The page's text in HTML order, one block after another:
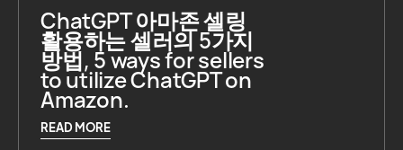
ChatGPT 아마존 셀링
활용하는 셀러의 5가지
방법, 5 ways for sellers
to utilize ChatGPT on
Amazon.
READ MORE